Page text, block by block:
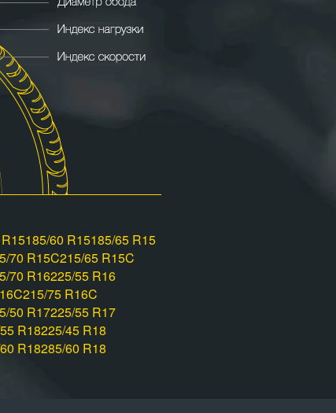
185/60 R15185/65 R15
70 R15C215/65 R15C
70 R16225/55 R16
215/75 R16C
50 R17225/55 R17
R18225/45 R18
R18285/60 R18